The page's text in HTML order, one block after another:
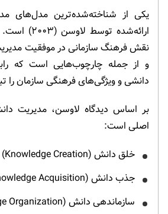
یکی از شناخته‌شده‌ترین مدل‌های
ارائه‌شده
نقش فرهنگ سازمانی در موفقیت
و از جمله چارچوب‌هایی است که
دانشی و ویژگی‌های فرهنگی سازمان را
بر اساس دیدگاه لاوسن، مدیریت
اصلی است:
خلق دانش (Knowledge Creation)
جذب دانش (Knowledge Acquisition)
سازماندهی دانش (Knowledge Organization)